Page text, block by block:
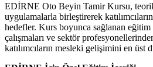
EDİRNE Oto Beyin Tamir Kursu,
uygulamalarla birleştirerek
hedefler. Kurs boyunca sağlanan eğitim
çalışmaları ve sektör
katılımcıların mesleki gelişimini en üst